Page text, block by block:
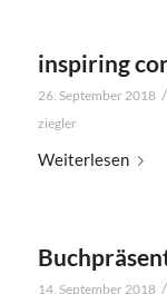
inspiring
26. September 2018 /
ziegler
Weiterlesen
14. September 2018 /